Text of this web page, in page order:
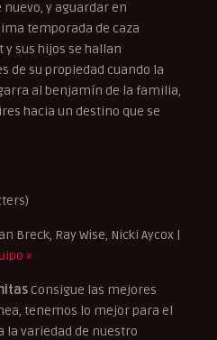
y aguardar en
temporada de caza
y sus hijos se hallan
de su propiedad cuando la
al benjamín de la familia,
hacia un destino que se
Breck, Ray Wise, Nicki Aycox |
»
Consigue las mejores
tenemos lo mejor para el
variedad de nuestro